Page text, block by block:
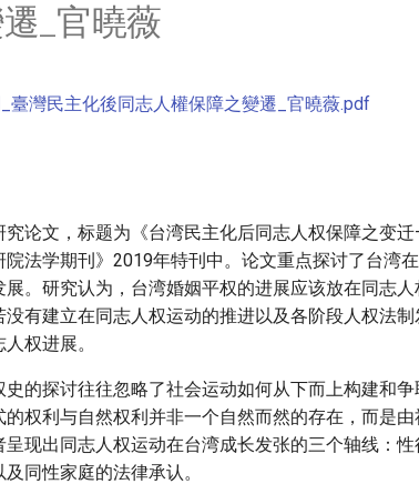
_官曉薇
臺灣民主化後同志人權保障之變遷_官曉薇.pdf
论文，标题为《台湾民主化后同志人权保障之变
法学期刊》2019年特刊中。论文重点探讨了台湾
。研究认为，台湾婚姻平权的进展应该放在同志
有建立在同志人权运动的推进以及各阶段人权法
权进展。
的探讨往往忽略了社会运动如何从下而上构建和争
权利与自然权利并非一个自然而然的存在，而是
现出同志人权运动在台湾成长发张的三个轴线：性
同性家庭的法律承认。